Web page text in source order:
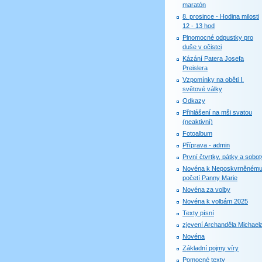
maratón
8. prosince - Hodina milosti
12 - 13 hod
Plnomocné odpustky pro
duše v očistci
Kázání Patera Josefa
Preislera
Vzpomínky na oběti I.
světové války
Odkazy
Přihlášení na mši svatou
(neaktivní)
Fotoalbum
Příprava - admin
První čtvrtky, pátky a
Novéna k Neposkvrněnému
početí Panny Marie
Novéna za volby
Novéna k volbám 2025
Texty písní
zjevení Archanděla
Novéna
Základní pojmy víry
Pomocné texty